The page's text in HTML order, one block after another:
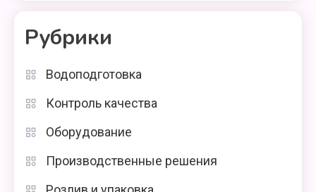
Рубрики
Водоподготовка
Контроль качества
Оборудование
Производственные решения